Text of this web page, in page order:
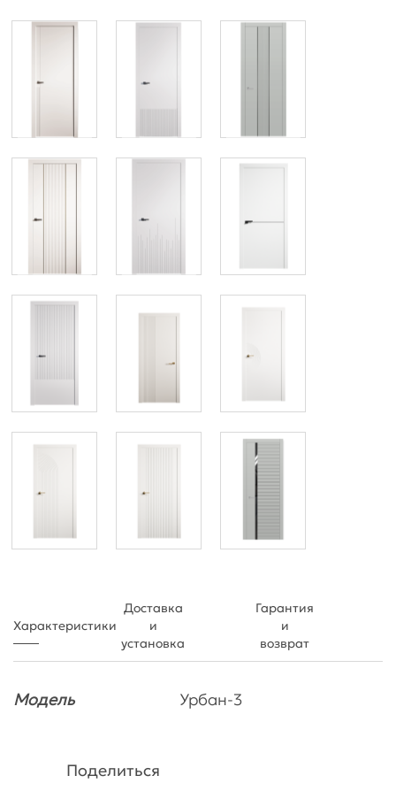
Характеристики
Доставка
и
установка
Гарантия
и
возврат
Модель Урбан-3
Поделиться